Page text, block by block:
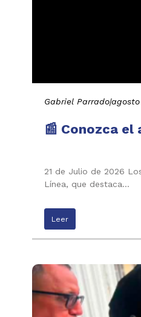
Gabriel Parrado|
📰 Conozca
21 de Julio de 2026
Línea, que destaca…
Leer